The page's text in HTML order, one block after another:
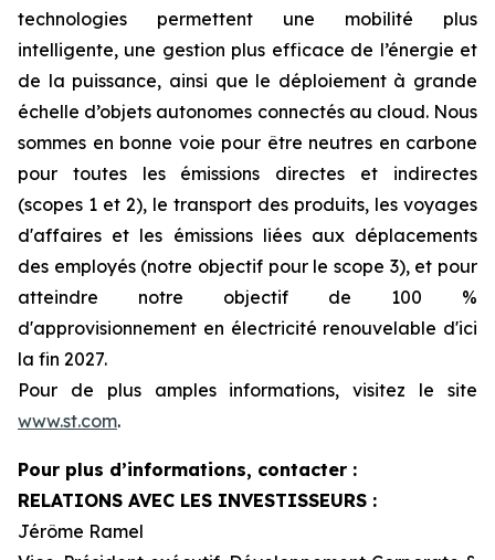
technologies permettent une mobilité plus
intelligente, une gestion plus efficace de l’énergie et
de la puissance, ainsi que le déploiement à grande
échelle d’objets autonomes connectés au cloud. Nous
sommes en bonne voie pour être neutres en carbone
pour toutes les émissions directes et indirectes
(scopes 1 et 2), le transport des produits, les voyages
d'affaires et les émissions liées aux déplacements
des employés (notre objectif pour le scope 3), et pour
atteindre notre objectif de 100 %
d'approvisionnement en électricité renouvelable d'ici
la fin 2027.
Pour de plus amples informations, visitez le site
www.st.com.
Pour plus d’informations, contacter :
RELATIONS AVEC LES INVESTISSEURS :
Jérôme Ramel